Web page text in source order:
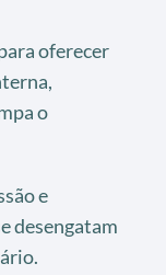
oferecer
o
e
desengatam